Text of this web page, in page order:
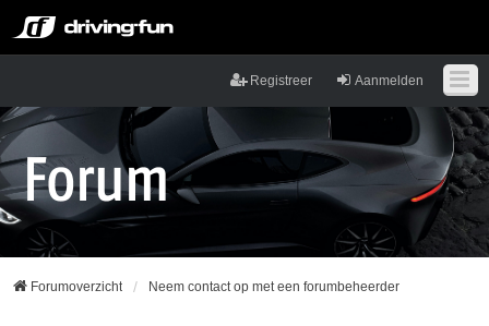
Aanmelden
Registreer
Forumoverzicht Neem contact op met een forumbeheerder